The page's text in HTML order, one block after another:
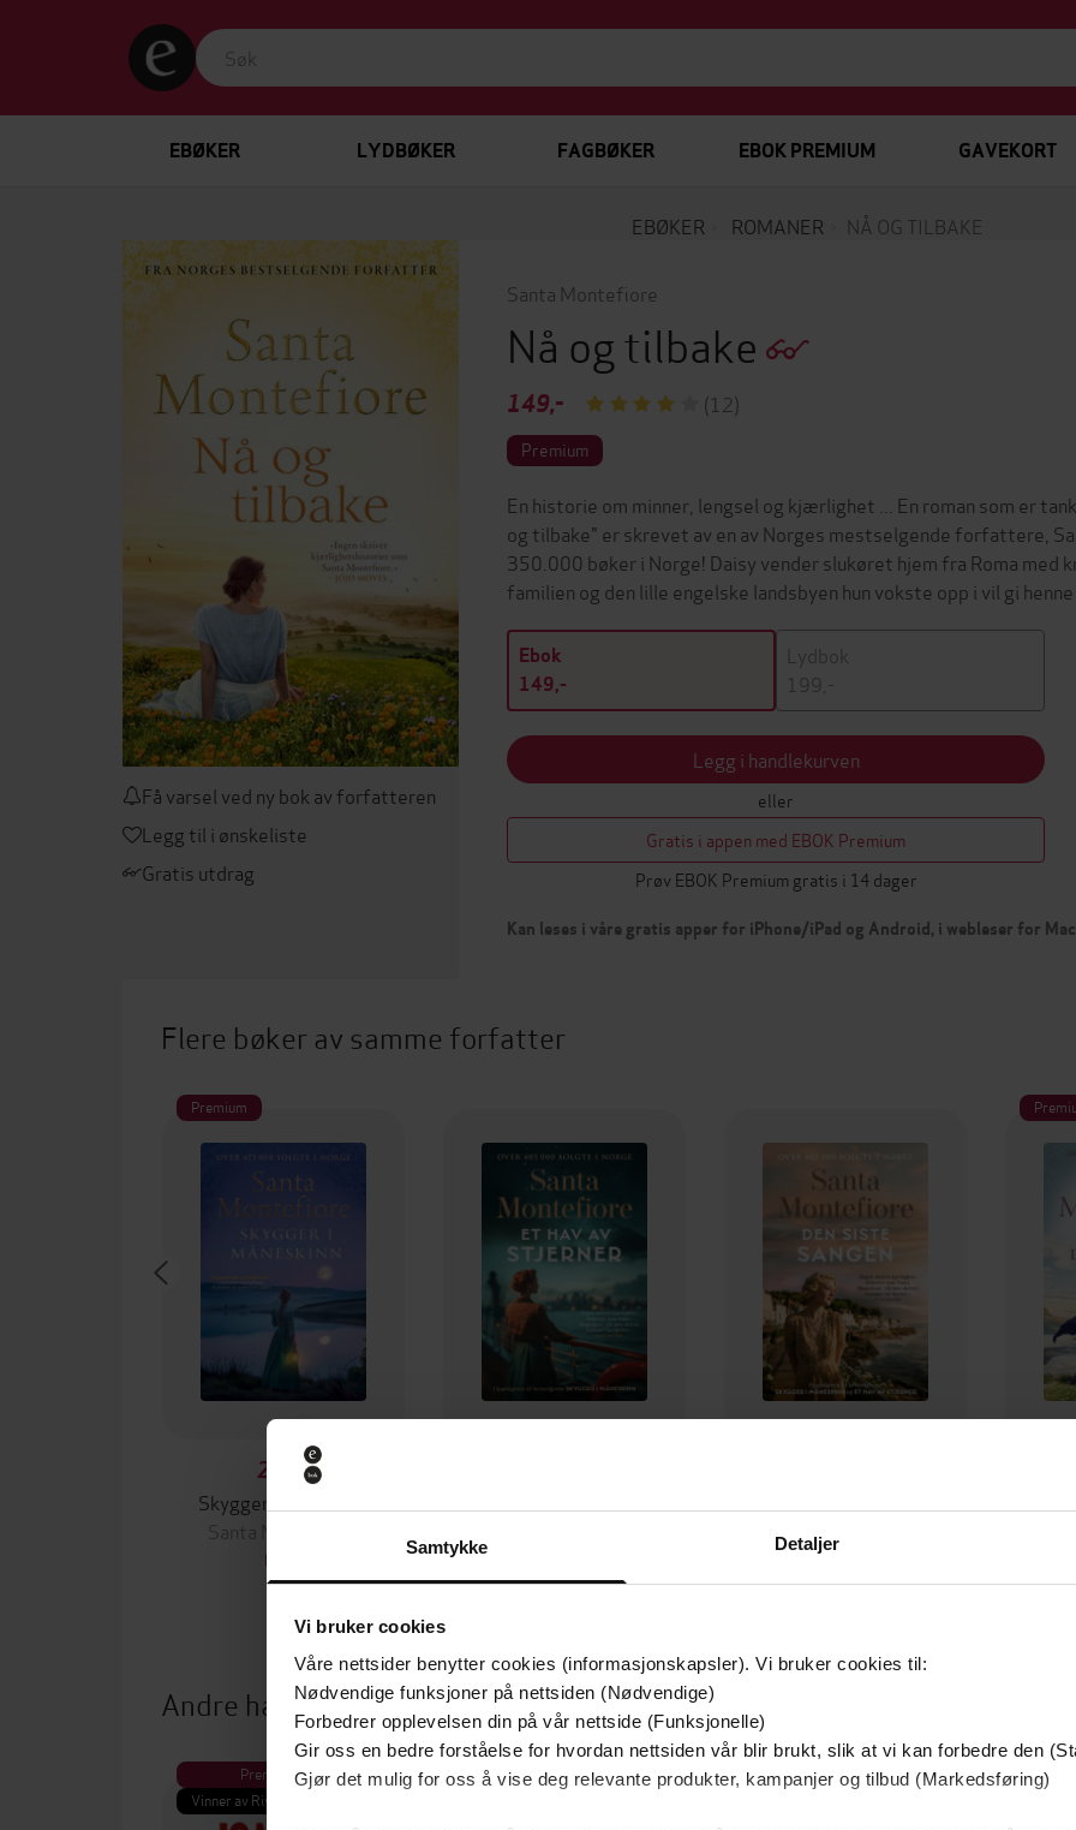
Samtykke Detaljer
Vi bruker cookies
Våre nettsider benytter cookies (informasjonskapsler). Vi bruker cookies til:
Nødvendige funksjoner på nettsiden (Nødvendige)
Forbedrer opplevelsen din på vår nettside (Funksjonelle)
Gir oss en bedre forståelse for hvordan nettsiden vår blir brukt, slik at vi kan forbedre den
Gjør det mulig for oss å vise deg relevante produkter, kampanjer og tilbud (Markedsføring)
EBØKER LYDBØKER FAGBØKER EBOK PREMIUM GAVEKORT
EBØKER ROMANER NÅ OG TILBAKE
Få varsel ved ny bok av forfatteren
Legg til i ønskeliste
Gratis utdrag
Santa Montefiore
Nå og tilbake
149,- (12)
Premium
En historie om minner, lengsel og kjærlighet ... En roman som er
og tilbake" er skrevet av en av Norges mestselgende forfattere,
350.000 bøker i Norge! Daisy vender slukøret hjem fra Roma med
familien og den lille engelske landsbyen hun vokste opp i vil gi
Ebok
149,-
Lydbok
199,-
Legg i handlekurven
eller
Gratis i appen med EBOK Premium
Prøv EBOK Premium gratis i 14 dager
Kan leses i våre gratis apper for iPhone/iPad og Android, i webleser for
Flere bøker av samme forfatter
Premium
249,-
Skygger i måneskinn
Santa Montefiore
EBOK
Santa Montefiore
Andre har også kjøpt
Premium
Vinner av Rivertonprisen
Premium
Premium